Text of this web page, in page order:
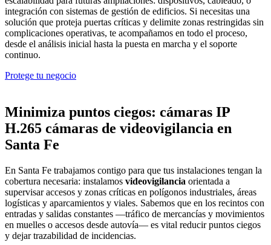
integración con sistemas de gestión de edificios. Si necesitas una
solución que proteja puertas críticas y delimite zonas restringidas sin
complicaciones operativas, te acompañamos en todo el proceso,
desde el análisis inicial hasta la puesta en marcha y el soporte
continuo.
Protege tu negocio
Minimiza puntos ciegos: cámaras IP
H.265 cámaras de videovigilancia en
Santa Fe
En Santa Fe trabajamos contigo para que tus instalaciones tengan la
cobertura necesaria: instalamos videovigilancia orientada a
supervisar accesos y zonas críticas en polígonos industriales, áreas
logísticas y aparcamientos y viales. Sabemos que en los recintos con
entradas y salidas constantes —tráfico de mercancías y movimientos
en muelles o accesos desde autovía— es vital reducir puntos ciegos
y dejar trazabilidad de incidencias.